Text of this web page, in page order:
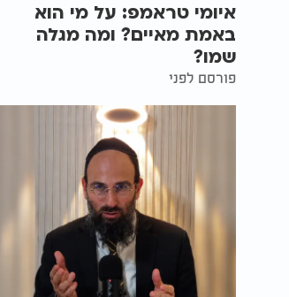
איומי טראמפ: על מי הוא
באמת מאיים? ומה מגלה
שמו?
פורסם לפני